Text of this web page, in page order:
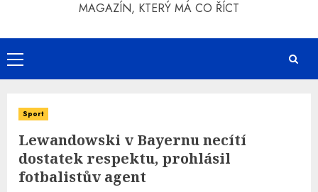
MAGAZÍN, KTERÝ MÁ CO ŘÍCT
Primary
Menu
Sport
Lewandowski v Bayernu necítí
dostatek respektu, prohlásil
fotbalistův agent